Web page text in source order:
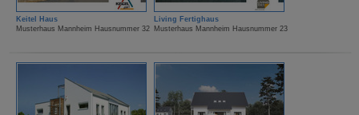
Keitel Haus
Musterhaus Mannheim Hausnummer 32
Living Fertighaus
Musterhaus Mannheim Hausnummer 23